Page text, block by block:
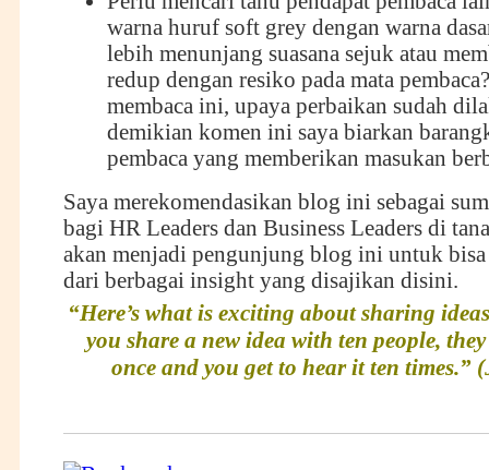
warna huruf soft grey dengan warna
lebih menunjang suasana sejuk atau
redup dengan resiko pada mata
membaca ini, upaya perbaikan sudah
demikian komen ini saya biarkan
pembaca yang memberikan masukan
Saya merekomendasikan blog ini sebagai
bagi HR Leaders dan Business Leaders di
akan menjadi pengunjung blog ini untuk
dari berbagai insight yang disajikan disini.
“Here’s what is exciting about sharing
you share a new idea with ten people,
once and you get to hear it ten times.”